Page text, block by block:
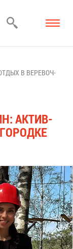
В ВЕ­РЕ­ВОЧ­
АК­ТИВ­